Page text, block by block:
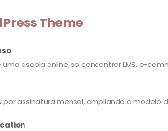
Theme
escola online ao concentrar LMS, e-
assinatura mensal, ampliando o modelo